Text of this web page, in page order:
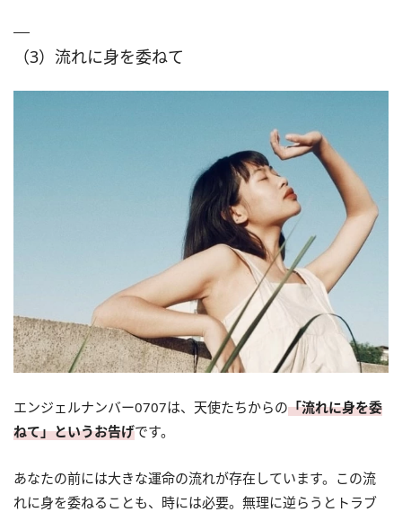
（3）流れに身を委ねて
エンジェルナンバー0707は、天使たちからの「流れに身を委
ねて」というお告げです。
あなたの前には大きな運命の流れが存在しています。この流
れに身を委ねることも、時には必要。無理に逆らうとトラブ